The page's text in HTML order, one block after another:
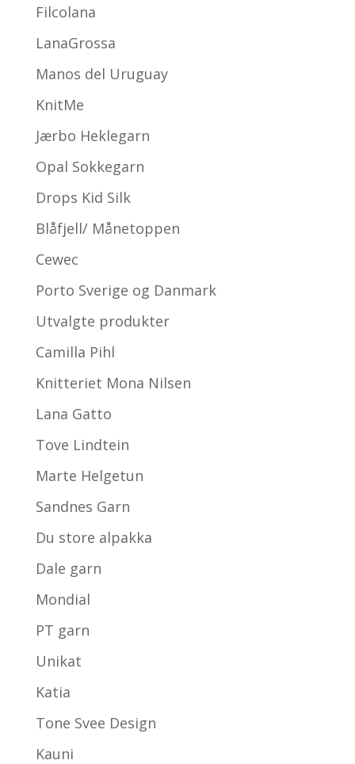
Filcolana
LanaGrossa
Manos del Uruguay
KnitMe
Jærbo Heklegarn
Opal Sokkegarn
Drops Kid Silk
Blåfjell/ Månetoppen
Cewec
Porto Sverige og Danmark
Utvalgte produkter
Camilla Pihl
Knitteriet Mona Nilsen
Lana Gatto
Tove Lindtein
Marte Helgetun
Sandnes Garn
Du store alpakka
Dale garn
Mondial
PT garn
Unikat
Katia
Tone Svee Design
Kauni